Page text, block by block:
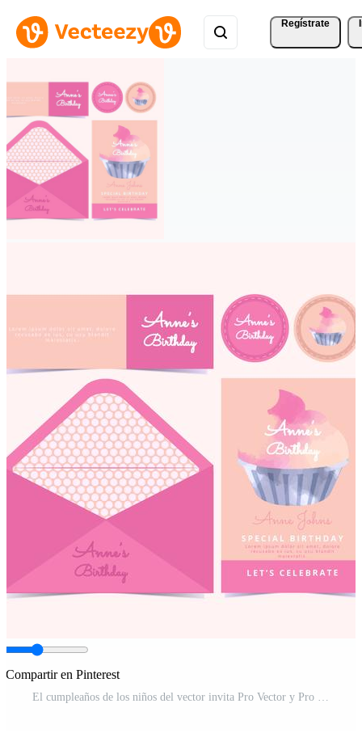
Regístrate
Compartir en Pinterest
El cumpleaños de los niños del vector invita Pro Vector y Pro SVG